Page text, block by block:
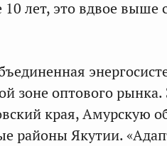
лет, это вдвое выше
зоне оптового рынка.
края, Амурскую
районы Якутии.